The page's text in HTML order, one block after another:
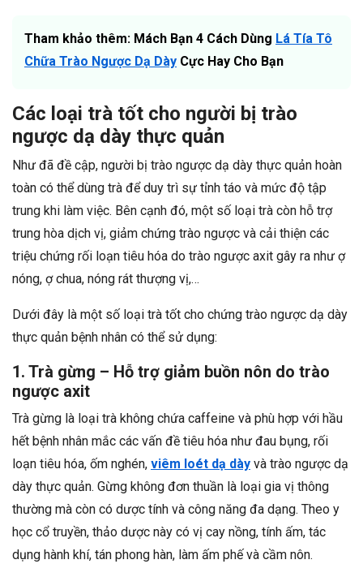
Tham khảo thêm: Mách Bạn 4 Cách Dùng Lá Tía Tô
Chữa Trào Ngược Dạ Dày Cực Hay Cho Bạn
Các loại trà tốt cho người bị trào
ngược dạ dày thực quản
Như đã đề cập, người bị trào ngược dạ dày thực quản hoàn
toàn có thể dùng trà để duy trì sự tỉnh táo và mức độ tập
trung khi làm việc. Bên cạnh đó, một số loại trà còn hỗ trợ
trung hòa dịch vị, giảm chứng trào ngược và cải thiện các
triệu chứng rối loạn tiêu hóa do trào ngược axit gây ra như ợ
nóng, ợ chua, nóng rát thượng vị,…
Dưới đây là một số loại trà tốt cho chứng trào ngược dạ dày
thực quản bệnh nhân có thể sử dụng:
1. Trà gừng – Hỗ trợ giảm buồn nôn do trào
ngược axit
Trà gừng là loại trà không chứa caffeine và phù hợp với hầu
hết bệnh nhân mắc các vấn đề tiêu hóa như đau bụng, rối
loạn tiêu hóa, ốm nghén, viêm loét dạ dày và trào ngược dạ
dày thực quản. Gừng không đơn thuần là loại gia vị thông
thường mà còn có dược tính và công năng đa dạng. Theo y
học cổ truyền, thảo dược này có vị cay nồng, tính ấm, tác
dụng hành khí, tán phong hàn, làm ấm phế và cầm nôn.